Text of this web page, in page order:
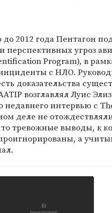
2012 года Пентагон
угроз
Program), в
с НЛО.
доказательства
возглавлял Луис
недавнего интервью с
деле не
тревожные выводы, к
а